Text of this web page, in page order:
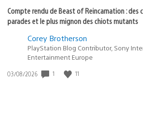
Compte rendu de Beast of Reincarnation : des
parades et le plus mignon des chiots mutants
Corey Brotherson
PlayStation Blog Contributor, Sony
Entertainment Europe
Date
03/08/2026 1 11